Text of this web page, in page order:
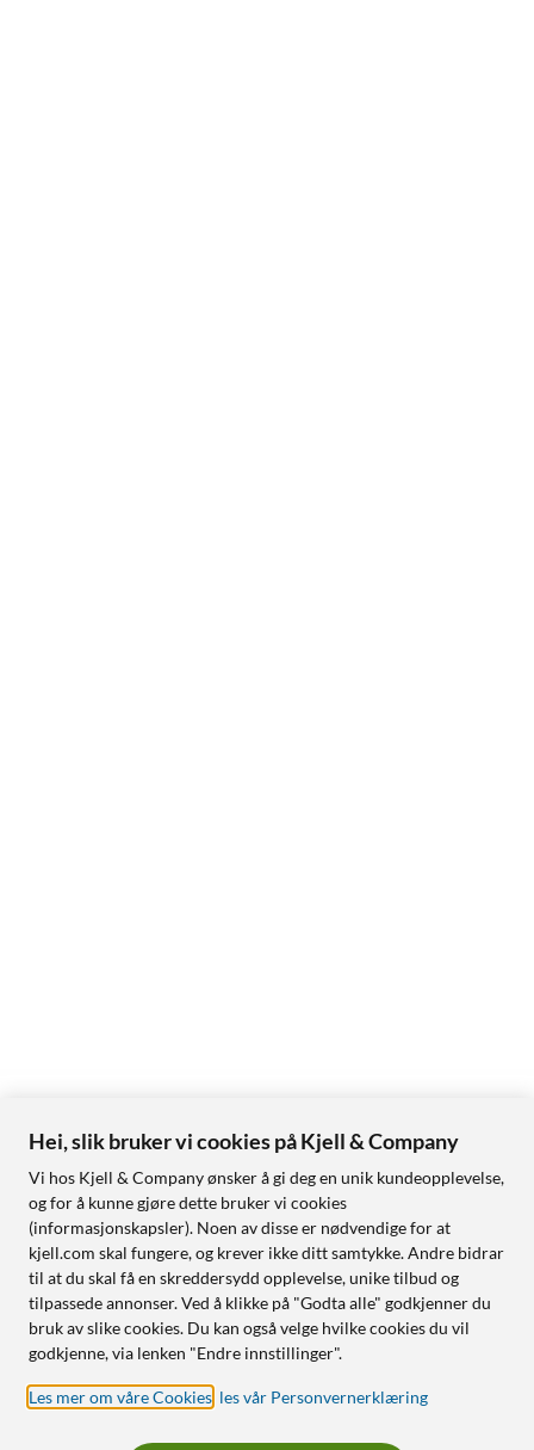
Hei, slik bruker vi cookies på Kjell & Company
Vi hos Kjell & Company ønsker å gi deg en unik kundeopplevelse,
og for å kunne gjøre dette bruker vi cookies
(informasjonskapsler). Noen av disse er nødvendige for at
kjell.com skal fungere, og krever ikke ditt samtykke. Andre bidrar
til at du skal få en skreddersydd opplevelse, unike tilbud og
tilpassede annonser. Ved å klikke på "Godta alle" godkjenner du
bruk av slike cookies. Du kan også velge hvilke cookies du vil
godkjenne, via lenken "Endre innstillinger".
Les mer om våre Cookies les vår Personvernerklæring